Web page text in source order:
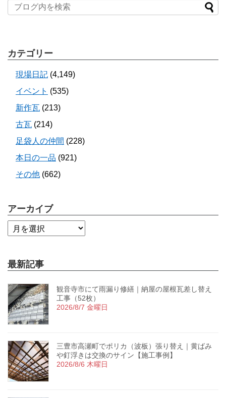
カテゴリー
現場日記 (4,149)
イベント (535)
新作瓦 (213)
古瓦 (214)
足袋人の仲間 (228)
本日の一品 (921)
その他 (662)
アーカイブ
最新記事
観音寺市にて雨漏り修繕｜納屋の屋根瓦差し替え
工事（52枚）
2026/8/7 金曜日
三豊市高瀬町でポリカ（波板）張り替え｜黄ばみ
や釘浮きは交換のサイン【施工事例】
2026/8/6 木曜日